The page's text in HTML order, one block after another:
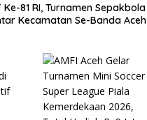
81 RI, Turnamen Sepakbola
Kecamatan Se-Banda Aceh